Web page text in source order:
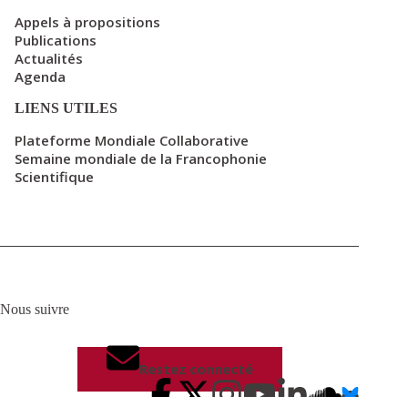
Appels à propositions
Publications
Actualités
Agenda
LIENS UTILES
Plateforme Mondiale Collaborative
Semaine mondiale de la Francophonie
Scientifique
Nous suivre
Restez connecté